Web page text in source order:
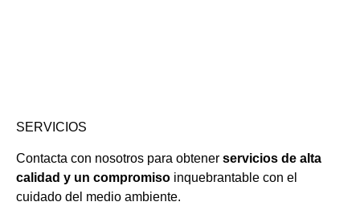
SERVICIOS
Contacta con nosotros para obtener servicios de alta
calidad y un compromiso inquebrantable con el
cuidado del medio ambiente.